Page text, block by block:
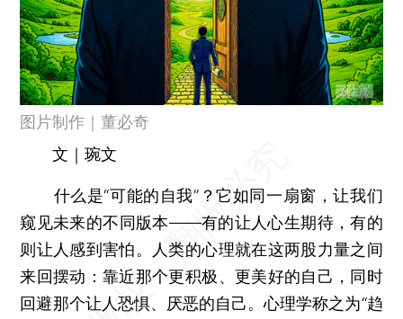
图片制作｜董必奇
文｜琬文
什么是“可能的自我”？它如同一扇窗，让我们
窥见未来的不同版本——有的让人心生期待，有的
则让人感到害怕。人类的心理就在这两股力量之间
来回摆动：靠近那个更积极、更美好的自己，同时
回避那个让人恐惧、厌恶的自己。心理学称之为“趋